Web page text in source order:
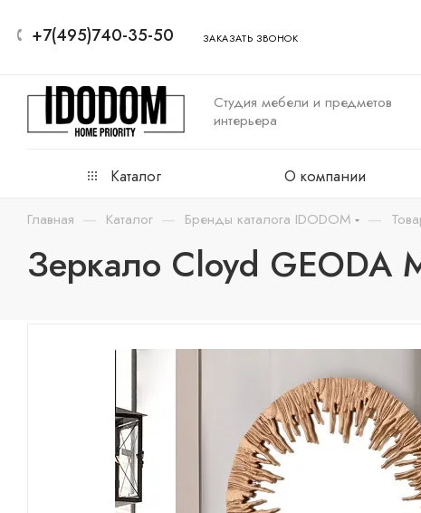
+7(495)740-35-50 ЗАКАЗАТЬ ЗВОНОК
Студия мебели и предметов
интерьера
Каталог О компании
Главная — Каталог — Бренды каталога IDODOM —
Зеркало Cloyd GEODA